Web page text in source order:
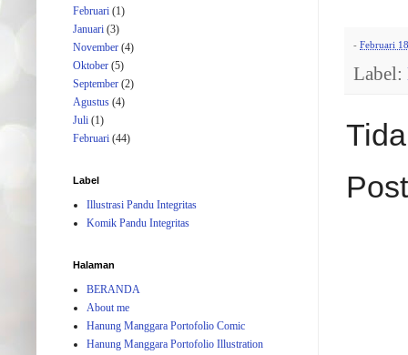
- Februari
Label:
Februari (1)
Januari (3)
November (4)
Oktober (5)
September (2)
Agustus (4)
Juli (1)
Februari (44)
Label
Illustrasi Pandu Integritas
Komik Pandu Integritas
Halaman
BERANDA
About me
Hanung Manggara Portofolio Comic
Hanung Manggara Portofolio Illustration